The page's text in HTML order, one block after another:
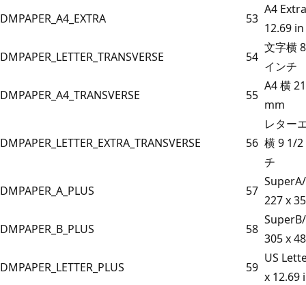
DMPAPER_A4_EXTRA
53
A4
12.69 in
DMPAPER_LETTER_TRANSVERSE
54
文字横
インチ
DMPAPER_A4_TRANSVERSE
55
A4 横
mm
DMPAPER_LETTER_EXTRA_TRANSVERSE 56
レター
横 9 1/2
チ
DMPAPER_A_PLUS
57
227 x
DMPAPER_B_PLUS
58
305 x
DMPAPER_LETTER_PLUS
59
US
x 12.69